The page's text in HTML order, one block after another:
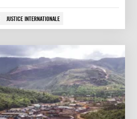
JUSTICE INTERNATIONALE